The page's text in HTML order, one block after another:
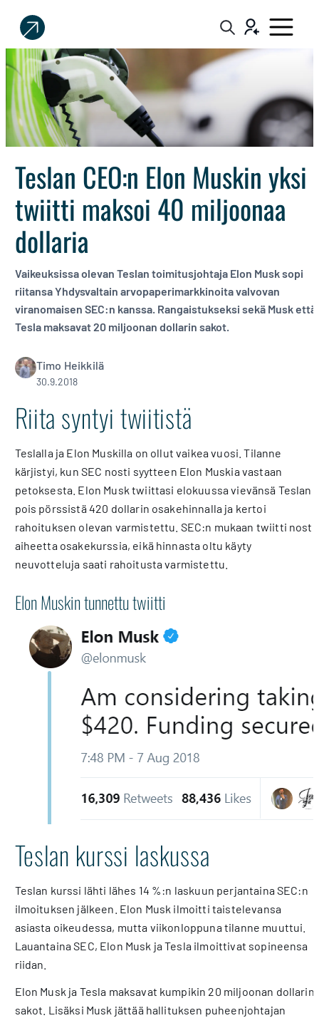
Sijoittaja.fi
Tee
parempia
sijoituspäätöksiä
Teslan CEO:n Elon Muskin yksi
twiitti maksoi 40 miljoonaa
dollaria
Vaikeuksissa olevan Teslan toimitusjohtaja Elon Musk sopi
riitansa Yhdysvaltain arvopaperimarkkinoita valvovan
viranomaisen SEC:n kanssa. Rangaistukseksi sekä Musk että
Tesla maksavat 20 miljoonan dollarin sakot.
Timo Heikkilä
30.9.2018
Riita syntyi twiitistä
Teslalla ja Elon Muskilla on ollut vaikea vuosi. Tilanne
kärjistyi, kun SEC nosti syytteen Elon Muskia vastaan
petoksesta. Elon Musk twiittasi elokuussa vievänsä Teslan
pois pörssistä 420 dollarin osakehinnalla ja kertoi
rahoituksen olevan varmistettu. SEC:n mukaan twiitti nosti
aiheetta osakekurssia, eikä hinnasta oltu käyty
neuvotteluja saati rahoitusta varmistettu.
Elon Muskin tunnettu twiitti
Teslan kurssi laskussa
Teslan kurssi lähti lähes 14 %:n laskuun perjantaina SEC:n
ilmoituksen jälkeen. Elon Musk ilmoitti taistelevansa
asiasta oikeudessa, mutta viikonloppuna tilanne muuttui.
Lauantaina SEC, Elon Musk ja Tesla ilmoittivat sopineensa
riidan.
Elon Musk ja Tesla maksavat kumpikin 20 miljoonan dollarin
sakot. Lisäksi Musk jättää hallituksen puheenjohtajan